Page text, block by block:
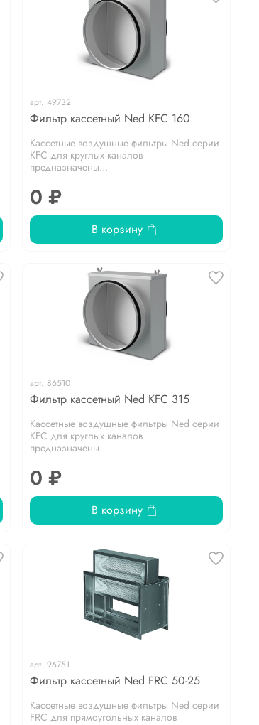
арт. 49732
Фильтр кассетный Ned KFC 160
Кассетные воздушные фильтры Ned серии
KFC для круглых каналов
предназначены...
0 ₽
В корзину
арт. 86510
Фильтр кассетный Ned KFC 315
Кассетные воздушные фильтры Ned серии
KFC для круглых каналов
предназначены...
0 ₽
В корзину
арт.96751
Фильтр кассетный Ned FRC 50-25
Кассетные воздушные фильтры Ned серии
FRC для прямоугольных каналов